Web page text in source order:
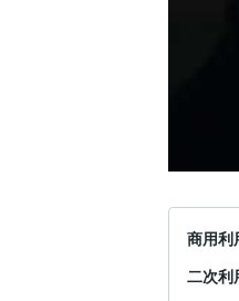
商用利
二次利